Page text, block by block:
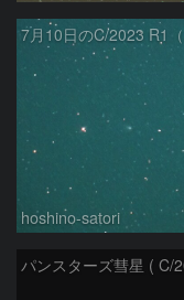
hoshino-satori